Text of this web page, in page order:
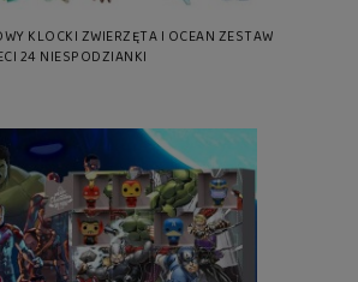
KLOCKI ZWIERZĘTA I OCEAN ZESTAW
24 NIESPODZIANKI